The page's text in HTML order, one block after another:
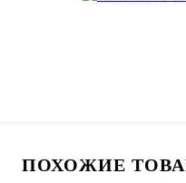
ПОХОЖИЕ